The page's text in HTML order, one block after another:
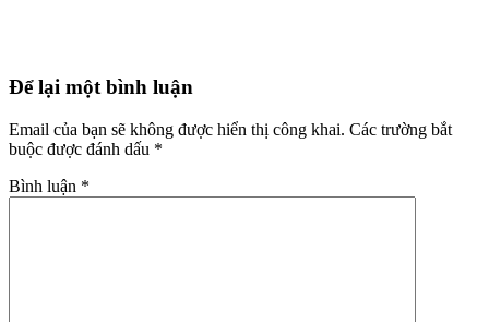
Để lại một bình luận
Email của bạn sẽ không được hiển thị công khai. Các trường bắt
buộc được đánh dấu *
Bình luận *